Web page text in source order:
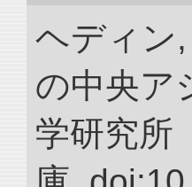
ヘディン
の中央ア
学研究所